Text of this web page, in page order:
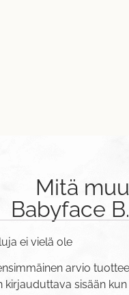
Mitä
Babyface
ei vielä ole
arvio
kirjauduttava sisään